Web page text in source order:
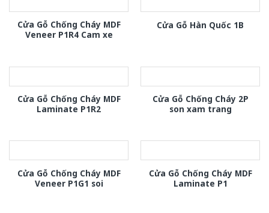
Cửa Gỗ Chống Cháy MDF
Veneer P1R4 Cam xe
Cửa Gỗ Hàn Quốc 1B
Cửa Gỗ Chống Cháy MDF
Laminate P1R2
Cửa Gỗ Chống Cháy 2P
son xam trang
Cửa Gỗ Chống Cháy MDF
Veneer P1G1 soi
Cửa Gỗ Chống Cháy MDF
Laminate P1